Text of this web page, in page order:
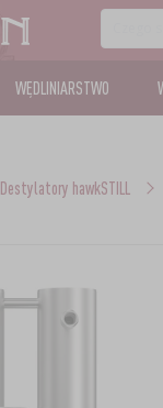
WĘDLINIARSTWO
Destylatory hawkSTILL